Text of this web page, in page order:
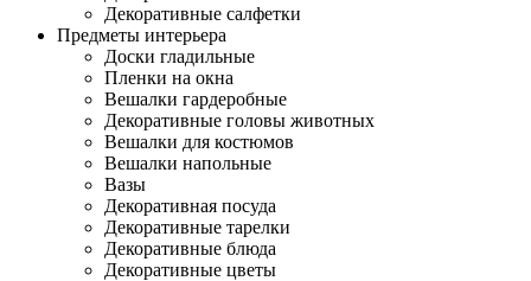
Декоративные салфетки
Предметы интерьера
Доски гладильные
Пленки на окна
Вешалки гардеробные
Декоративные головы животных
Вешалки для костюмов
Вешалки напольные
Вазы
Декоративная посуда
Декоративные тарелки
Декоративные блюда
Декоративные цветы